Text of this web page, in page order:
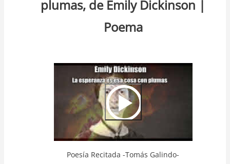
plumas, de Emily Dickinson |
Poema
Video
Url
Poesía Recitada -Tomás Galindo-